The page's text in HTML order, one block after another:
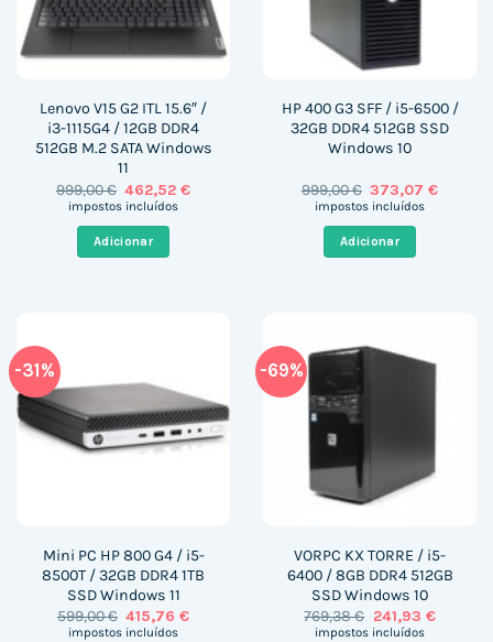
Lenovo V15 G2 ITL 15.6″ /
i3-1115G4 / 12GB DDR4
512GB M.2 SATA Windows
11
999,00€ O
preço
era:
999,00 €.
462,52€O
impostos incluídos
Adicionar
HP 400 G3 SFF / i5-6500 /
32GB DDR4 512GB SSD
Windows 10
999,00€ O
preço
era:
999,00 €.
373,07€O
impostos incluídos
Adicionar
-31%
Mini PC HP 800 G4 / i5-
8500T / 32GB DDR4 1TB
SSD Windows 11
599,00€ O
preço
415,76€O
impostos incluídos
-69%
VORPC KX TORRE / i5-
6400 / 8GB DDR4 512GB
SSD Windows 10
769,38€ O
preço
241,93 €O
impostos incluídos